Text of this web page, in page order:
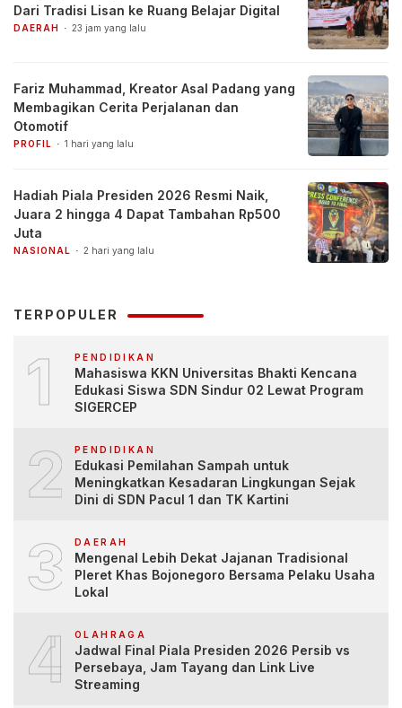
Dari Tradisi Lisan ke Ruang Belajar Digital
DAERAH 23 jam yang lalu
Fariz Muhammad, Kreator Asal Padang yang
Membagikan Cerita Perjalanan dan
Otomotif
PROFIL 1 hari yang lalu
Hadiah Piala Presiden 2026 Resmi Naik,
Juara 2 hingga 4 Dapat Tambahan Rp500
Juta
NASIONAL 2 hari yang lalu
TERPOPULER
1 PENDIDIKAN
Mahasiswa KKN Universitas Bhakti Kencana
Edukasi Siswa SDN Sindur 02 Lewat Program
SIGERCEP
2 PENDIDIKAN
Edukasi Pemilahan Sampah untuk
Meningkatkan Kesadaran Lingkungan Sejak
Dini di SDN Pacul 1 dan TK Kartini
3 DAERAH
Mengenal Lebih Dekat Jajanan Tradisional
Pleret Khas Bojonegoro Bersama Pelaku Usaha
Lokal
4 OLAHRAGA
Jadwal Final Piala Presiden 2026 Persib vs
Persebaya, Jam Tayang dan Link Live
Streaming